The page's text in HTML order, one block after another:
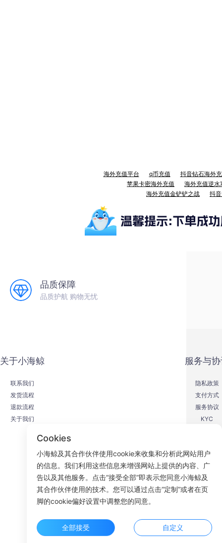
海外充值平台 q币充值
抖音钻石海外
苹果卡密海外充值
海外充值逆水
海外充值金铲铲之战
抖
品质保障
品质护航 购物无忧
关于小海鲸
联系我们
发货流程
退款流程
关于我们
服务与
隐私政策
支付方式
服务协议
KYC
ROOM
Cookies
小海鲸及其合作伙伴使用cookie来收集和分析此网站用户
的信息。我们利用这些信息来增强网站上提供的内容、广
告以及其他服务。点击“接受全部”即表示您同意小海鲸及
其合作伙伴使用的技术。您可以通过点击“定制”或者在页
脚的cookie偏好设置中调整您的同意。
全部接受 自定义